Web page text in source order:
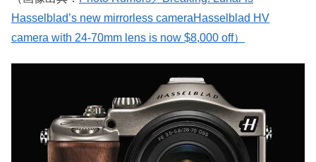
Hasselblad’s new mirrorless cameraHasselblad HV
camera with 24-70mm lens is now $8,000 off）